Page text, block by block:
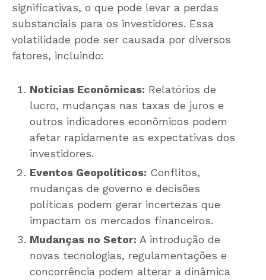
significativas, o que pode levar a perdas
substanciais para os investidores. Essa
volatilidade pode ser causada por diversos
fatores, incluindo:
Notícias Econômicas: Relatórios de
lucro, mudanças nas taxas de juros e
outros indicadores econômicos podem
afetar rapidamente as expectativas dos
investidores.
Eventos Geopolíticos: Conflitos,
mudanças de governo e decisões
políticas podem gerar incertezas que
impactam os mercados financeiros.
Mudanças no Setor: A introdução de
novas tecnologias, regulamentações e
concorrência podem alterar a dinâmica